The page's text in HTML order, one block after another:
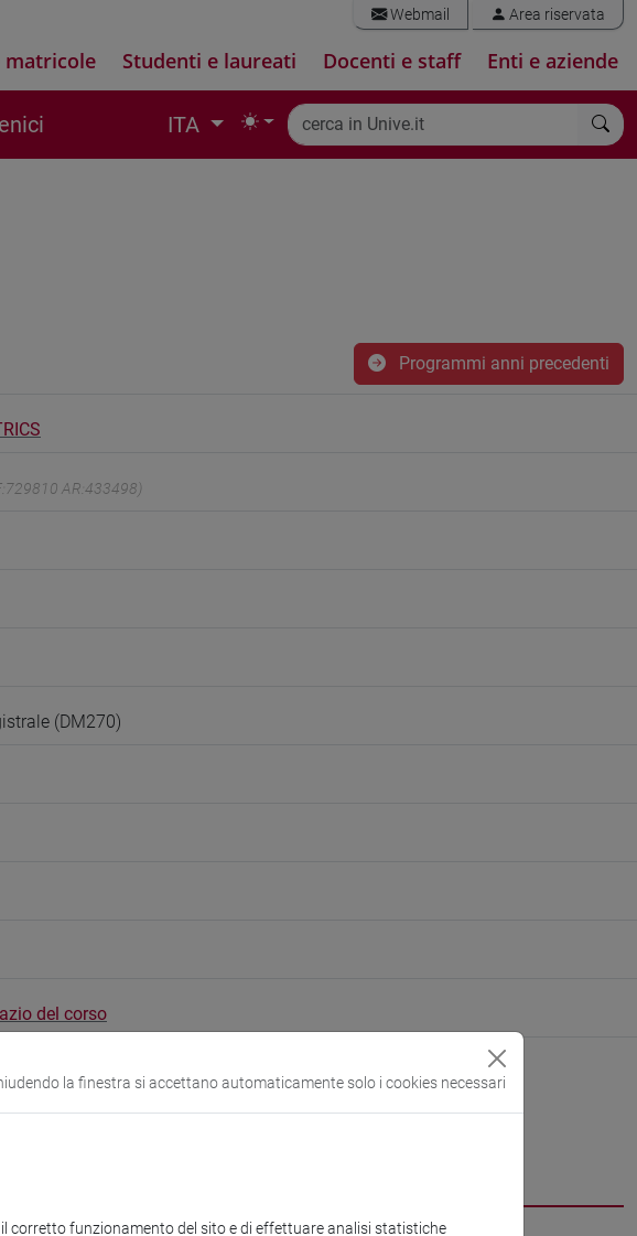
Webmail Area riservata
matricole Studenti e laureati Docenti e staff Enti e aziende
ITA
Programmi anni precedenti
AR:433498)
(DM270)
del corso
la finestra si accettano automaticamente solo i cookies necessari
corretto funzionamento del sito e di effettuare analisi statistiche